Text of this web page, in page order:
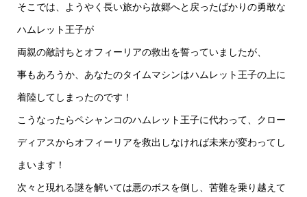
そこでは、ようやく長い旅から故郷へと戻ったばかりの勇敢な
ハムレット王子が
両親の敵討ちとオフィーリアの救出を誓っていましたが、
事もあろうか、あなたのタイムマシンはハムレット王子の上に
着陸してしまったのです！
こうなったらペシャンコのハムレット王子に代わって、クロー
ディアスからオフィーリアを救出しなければ未来が変わってし
まいます！
次々と現れる謎を解いては悪のボスを倒し、苦難を乗り越えて